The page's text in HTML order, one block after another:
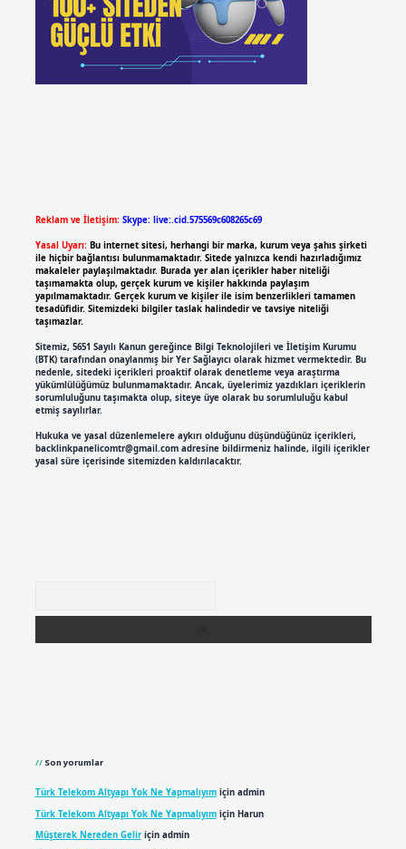
Reklam ve İletişim: Skype: live:.cid.575569c608265c69
Yasal Uyarı: Bu internet sitesi, herhangi bir marka, kurum veya şahıs şirketi
ile hiçbir bağlantısı bulunmamaktadır. Sitede yalnızca kendi hazırladığımız
makaleler paylaşılmaktadır. Burada yer alan içerikler haber niteliği
taşımamakta olup, gerçek kurum ve kişiler hakkında paylaşım
yapılmamaktadır. Gerçek kurum ve kişiler ile isim benzerlikleri tamamen
tesadüfidir. Sitemizdeki bilgiler taslak halindedir ve tavsiye niteliği
taşımazlar.
Sitemiz, 5651 Sayılı Kanun gereğince Bilgi Teknolojileri ve İletişim Kurumu
(BTK) tarafından onaylanmış bir Yer Sağlayıcı olarak hizmet vermektedir. Bu
nedenle, sitedeki içerikleri proaktif olarak denetleme veya araştırma
yükümlülüğümüz bulunmamaktadır. Ancak, üyelerimiz yazdıkları içeriklerin
sorumluluğunu taşımakta olup, siteye üye olarak bu sorumluluğu kabul
etmiş sayılırlar.
Hukuka ve yasal düzenlemelere aykırı olduğunu düşündüğünüz içerikleri,
backlinkpanelicomtr@gmail.comadresine bildirmeniz halinde, ilgili içerikler
yasal süre içerisinde sitemizden kaldırılacaktır.
Son yorumlar
Türk Telekom Altyapı Yok Ne Yapmalıyımiçin admin
Türk Telekom Altyapı Yok Ne Yapmalıyımiçin Harun
Müşterek Nereden Geliriçin admin